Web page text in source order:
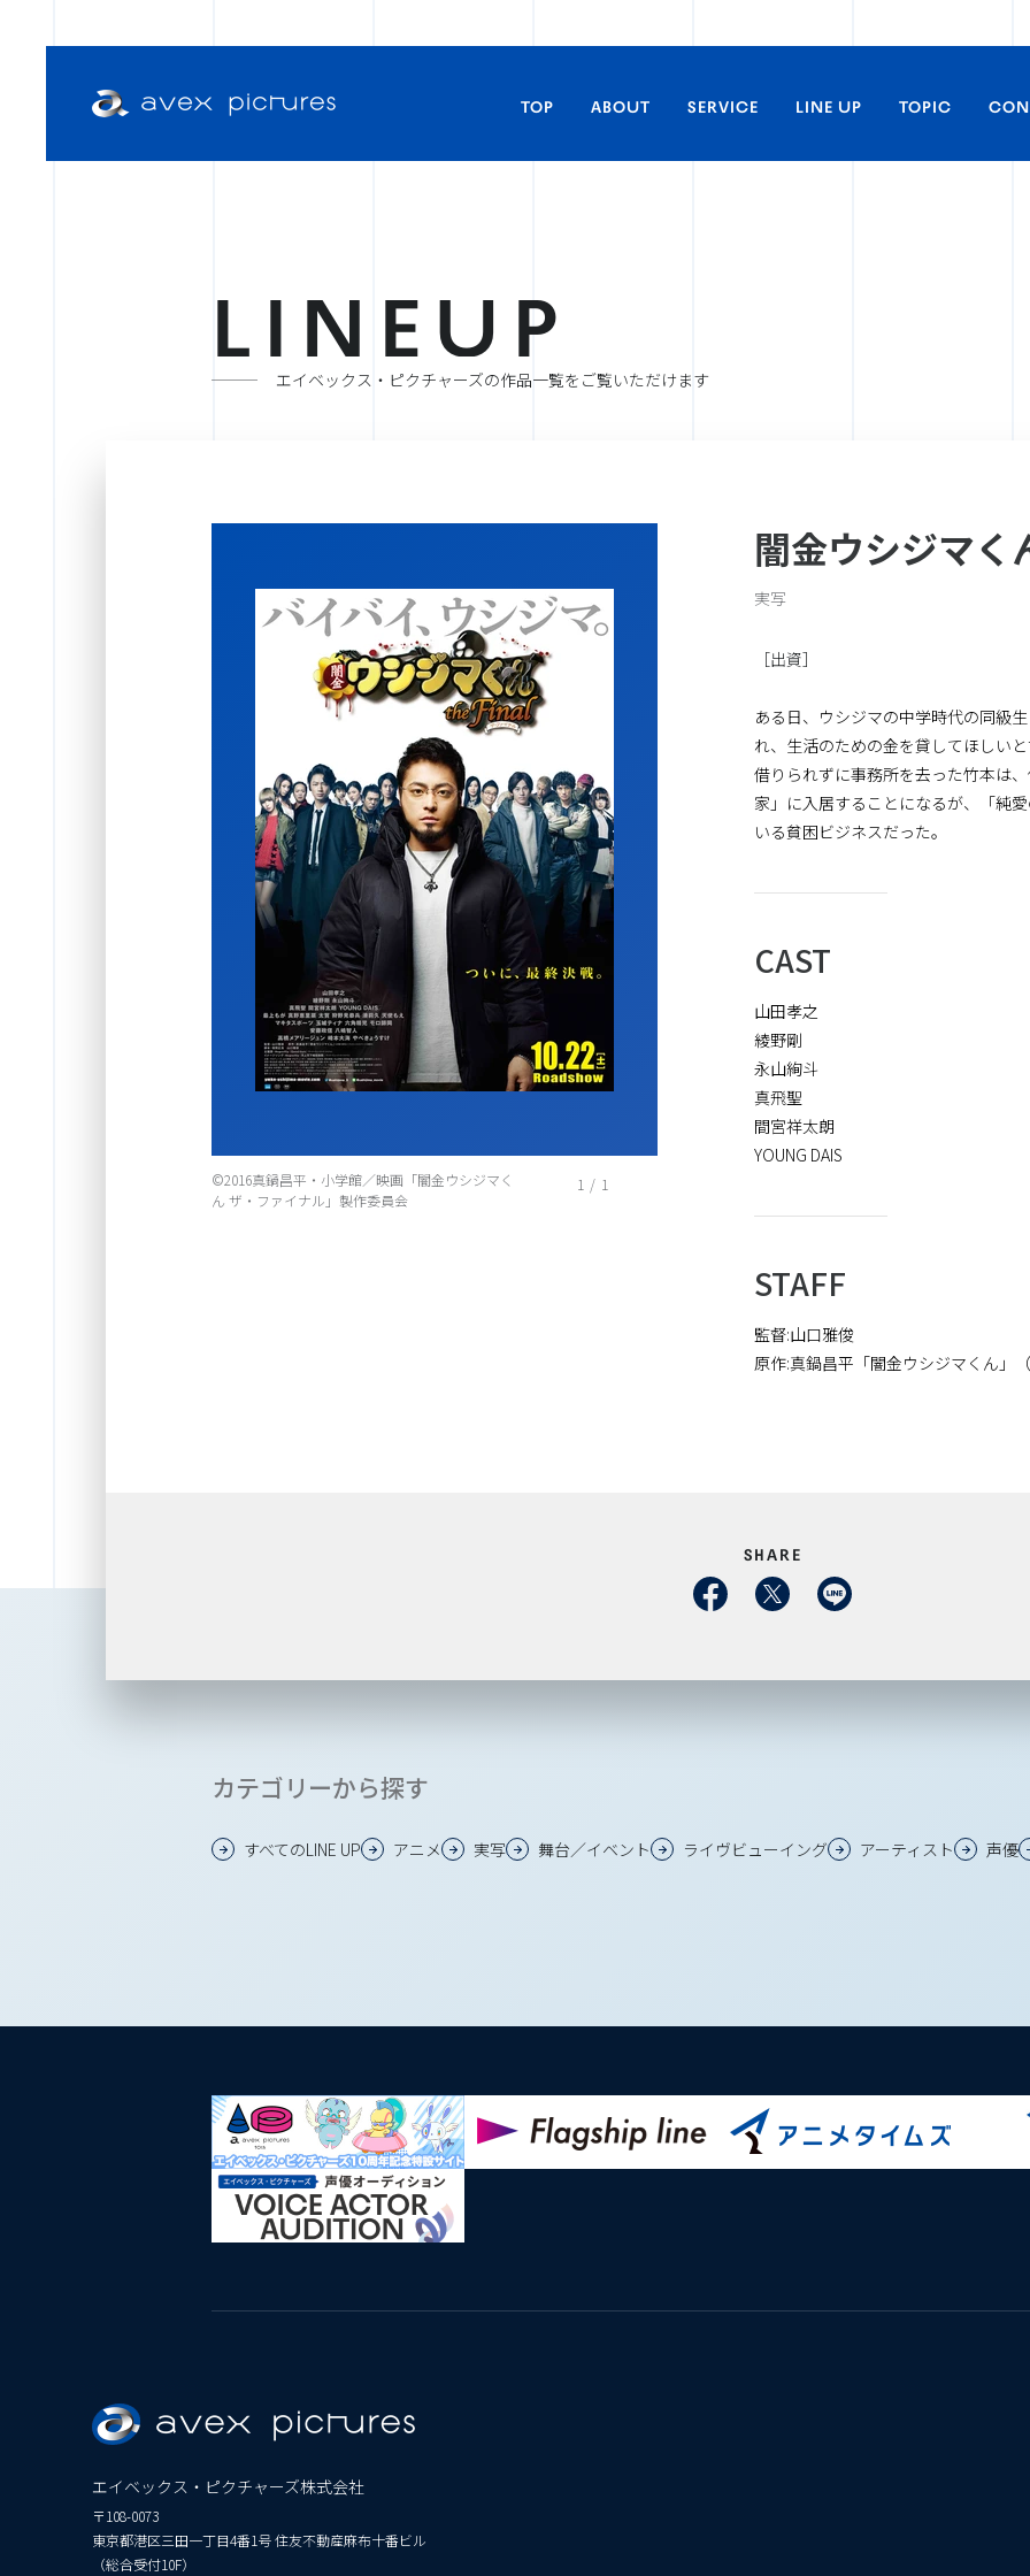
TOP ABOUT SERVICE LINE UP
声優
TOPIC
一般のお客様はこちら
N E P
エイベックス・ピクチャーズの作品一覧をご覧いただけます
闇金ウシジマく
実写
［出資］
ある日、ウシジマの中学時代の同級
れ、生活のための金を貸してほしい
借りられずに事務所を去った竹本は
家」に入居することになるが、「純
いる貧困ビジネスだった。
CAST
山田孝之
綾野剛
永山絢斗
真飛聖
間宮祥太朗
YOUNG DAIS
STAFF
監督:山口雅俊
原作:真鍋昌平「闇金ウシジマくん」
Item
1
©2016真鍋昌平・小学館／映画「闇金ウシジマく
ん ザ・ファイナル」製作委員会
1 / 1
SHARE
カテゴリーから探す
すべてのLINE UP アニメ 実写 舞台／イベント ライヴビューイング アーティスト 声優
エイベックス・ピクチャーズ株式会社
〒108-0073
東京都港区三田一丁目4番1号 住友不動産麻布十番ビル
（総合受付10F）